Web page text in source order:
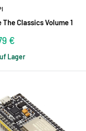
The Classics Volume 1
€
Lager